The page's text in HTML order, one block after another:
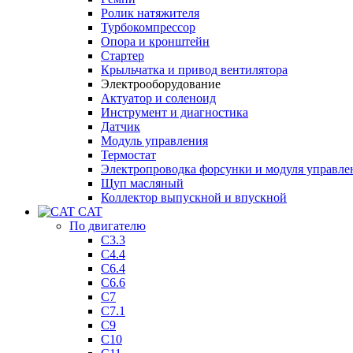
Ролик натяжителя
Турбокомпрессор
Опора и кронштейн
Стартер
Крыльчатка и привод вентилятора
Электрооборудование
Актуатор и соленоид
Инструмент и диагностика
Датчик
Модуль управления
Термостат
Электропроводка форсунки и модуля
Щуп масляный
Коллектор выпускной и впускной
CAT
По двигателю
C3.3
C4.4
C6.4
C6.6
C7
C7.1
C9
C10